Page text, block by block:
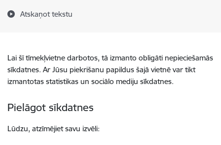
Atskaņot tekstu
Lai šī tīmekļvietne darbotos, tā izmanto obligāti nepieciešamās
sīkdatnes. Ar Jūsu piekrišanu papildus šajā vietnē var tikt
izmantotas statistikas un sociālo mediju sīkdatnes.
Pielāgot sīkdatnes
Lūdzu, atzīmējiet savu izvēli: